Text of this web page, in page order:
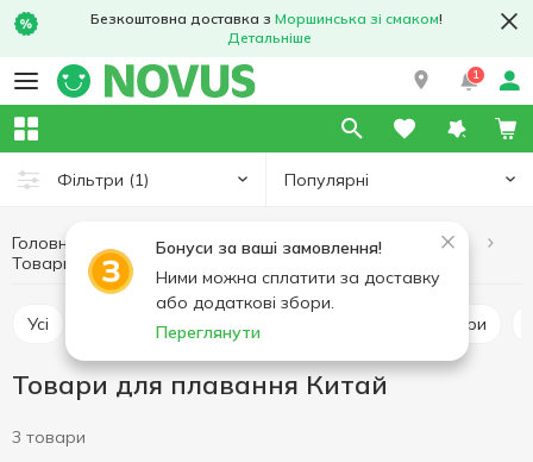
Безкоштовна доставка з Моршинська зі смаком!
Детальніше
1
Фільтри (1) Популярні
Бонуси за ваші замовлення!
Ними можна сплатити за доставку
або додаткові збори.
Переглянути
Головна Хобі та відпочинок
Товари для плавання
Усі Товари для плавання Басейни та аксесуари
Товари для плавання Китай
3 товари